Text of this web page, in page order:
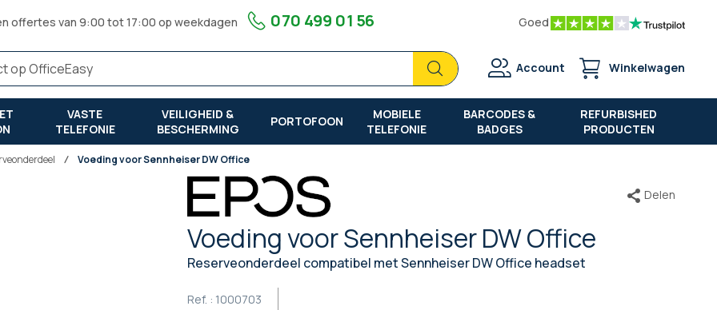
offertes van 9:00 tot 17:00 op weekdagen 070 499 01 56 Goed
Zoek
Zoek
Account Winkelwagen
VASTE
TELEFONIE
VEILIGHEID &
BESCHERMING
PORTOFOON
MOBIELE
TELEFONIE
BARCODES &
BADGES
REFURBISHED
PRODUCTEN
Voeding voor Sennheiser DW Office
Voeding voor Sennheiser DW Office
Reserveonderdeel compatibel met Sennheiser DW Office headset
Ref. : 1000703
Delen